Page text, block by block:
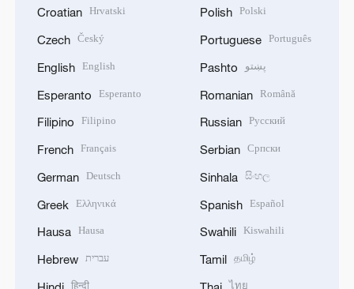
Croatian Hrvatski
Czech Český
English English
Esperanto Esperanto
Filipino Filipino
French Français
German Deutsch
Greek Ελληνικά
Hausa Hausa
Hebrew עברית
हिन्दी
Polish Polski
Portuguese Português
Pashto پښتو
Romanian Română
Russian Русский
Serbian Српски
Sinhala සිංහල
Spanish Español
Swahili Kiswahili
Tamil தமிழ்
ไทย